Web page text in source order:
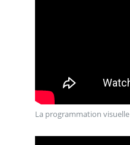
La programmation visuelle